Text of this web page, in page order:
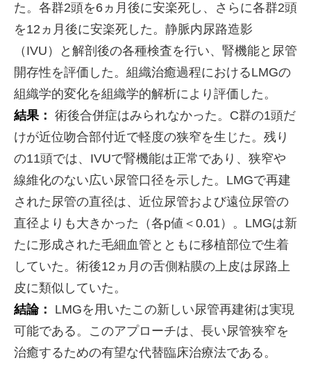
た。各群2頭を6ヵ月後に安楽死し、さらに各群2頭
を12ヵ月後に安楽死した。静脈内尿路造影
（IVU）と解剖後の各種検査を行い、腎機能と尿管
開存性を評価した。組織治癒過程におけるLMGの
組織学的変化を組織学的解析により評価した。
結果： 術後合併症はみられなかった。C群の1頭だ
けが近位吻合部付近で軽度の狭窄を生じた。残り
の11頭では、IVUで腎機能は正常であり、狭窄や
線維化のない広い尿管口径を示した。LMGで再建
された尿管の直径は、近位尿管および遠位尿管の
直径よりも大きかった（各p値＜0.01）。LMGは新
たに形成された毛細血管とともに移植部位で生着
していた。術後12ヵ月の舌側粘膜の上皮は尿路上
皮に類似していた。
結論：
LMGを用いたこの新しい尿管再建術は実現
可能である。このアプローチは、長い尿管狭窄を
治癒するための有望な代替臨床治療法である。